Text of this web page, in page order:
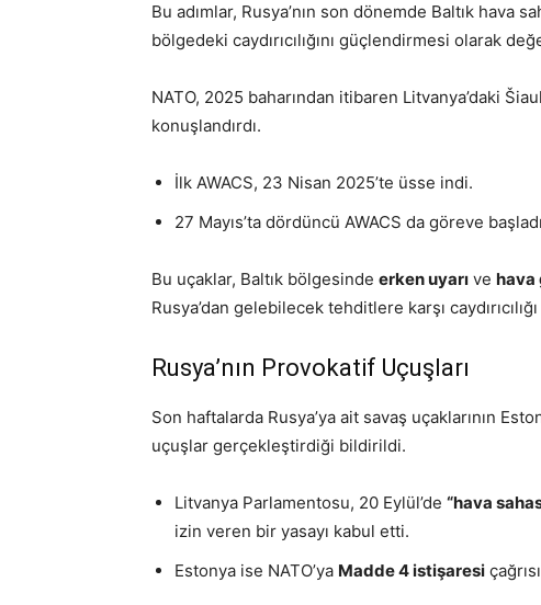
Bu adımlar, Rusya’nın son dönemde Baltık hava
bölgedeki caydırıcılığını güçlendirmesi olarak
NATO, 2025 baharından itibaren Litvanya’daki
konuşlandırdı.
İlk AWACS, 23 Nisan 2025’te üsse indi.
27 Mayıs’ta dördüncü AWACS da göreve
Bu uçaklar, Baltık bölgesinde erken uyarı ve hava
Rusya’dan gelebilecek tehditlere karşı caydırıcılığı
Rusya’nın Provokatif Uçuşları
Son haftalarda Rusya’ya ait savaş uçaklarının
uçuşlar gerçekleştirdiği bildirildi.
Litvanya Parlamentosu, 20 Eylül’de “hava
izin veren bir yasayı kabul etti.
Estonya ise NATO’ya Madde 4 istişaresi